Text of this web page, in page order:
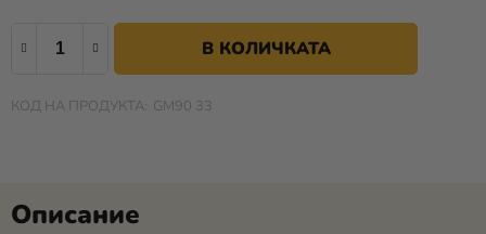
Вход В КОЛИЧКАТА
GM90 33